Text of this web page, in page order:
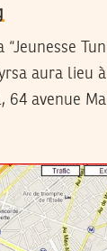
“Jeunesse
aura lieu
64 avenue